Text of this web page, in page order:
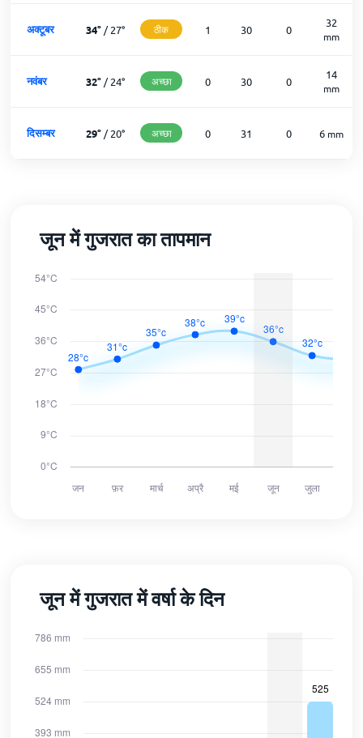
अक्टूबर 34°/27° ठीक 1 30 0
32
mm
नवंबर 32°/24° अच्छा 0 30 0
14
mm
दिसम्बर 29°/20° अच्छा 0 31 0 6 mm
जून में गुजरात का तापमान
जून में गुजरात में वर्षा के दिन